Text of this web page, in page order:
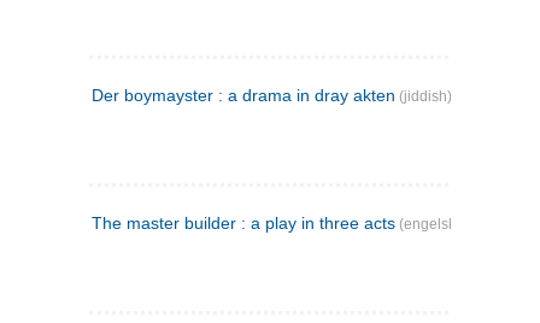
Der boymayster : a drama in dray akten (jiddish)
The master builder : a play in three acts (engelsk)